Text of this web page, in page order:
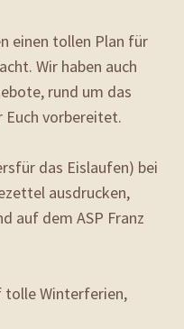
einen tollen Plan für
Wir haben auch
rund um das
Euch vorbereitet.
das Eislaufen) bei
ausdrucken,
auf dem ASP Franz
tolle Winterferien,